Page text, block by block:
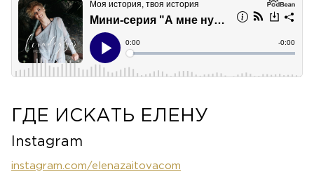
ГДЕ ИСКАТЬ ЕЛЕНУ
Instagram
instagram.com/elenazaitovacom